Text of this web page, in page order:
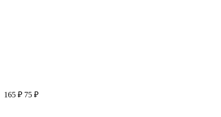
165 ₽ 75 ₽